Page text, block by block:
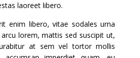
laoreet libero.
enim libero, vitae sodales urna
lorem, mattis sed suscipit ut,
at sem vel tortor mollis